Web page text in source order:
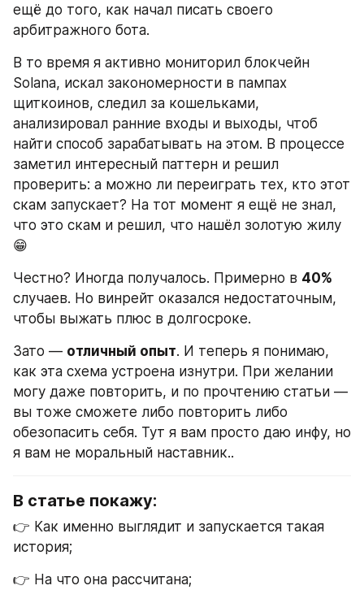
ещё до того, как начал писать своего
арбитражного бота.
В то время я активно мониторил блокчейн
Solana, искал закономерности в пампах
щиткоинов, следил за кошельками,
анализировал ранние входы и выходы, чтоб
найти способ зарабатывать на этом. В процессе
заметил интересный паттерн и решил
проверить: а можно ли переиграть тех, кто этот
скам запускает? На тот момент я ещё не знал,
что это скам и решил, что нашёл золотую жилу
😁
Честно? Иногда получалось. Примерно в 40%
случаев. Но винрейт оказался недостаточным,
чтобы выжать плюс в долгосроке.
Зато — отличный опыт. И теперь я понимаю,
как эта схема устроена изнутри. При желании
могу даже повторить, и по прочтению статьи —
вы тоже сможете либо повторить либо
обезопасить себя. Тут я вам просто даю инфу, но
я вам не моральный наставник..
В статье покажу:
👉 Как именно выглядит и запускается такая
история;
👉 На что она рассчитана;